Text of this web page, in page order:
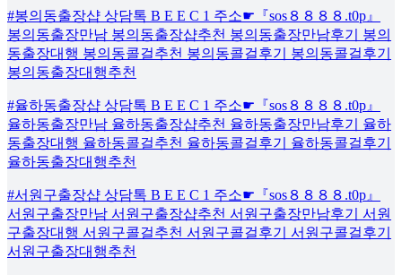
#봉의동출장샵 상담톡 B E E C 1 주소☛『sos８８８８.t0p』
봉의동출장만남 봉의동출장샵추천 봉의동출장만남후기 봉의
동출장대행 봉의동콜걸추천 봉의동콜걸후기 봉의동콜걸후기
봉의동출장대행추천
#율하동출장샵 상담톡 B E E C 1 주소☛『sos８８８８.t0p』
율하동출장만남 율하동출장샵추천 율하동출장만남후기 율하
동출장대행 율하동콜걸추천 율하동콜걸후기 율하동콜걸후기
율하동출장대행추천
#서원구출장샵 상담톡 B E E C 1 주소☛『sos８８８８.t0p』
서원구출장만남 서원구출장샵추천 서원구출장만남후기 서원
구출장대행 서원구콜걸추천 서원구콜걸후기 서원구콜걸후기
서원구출장대행추천